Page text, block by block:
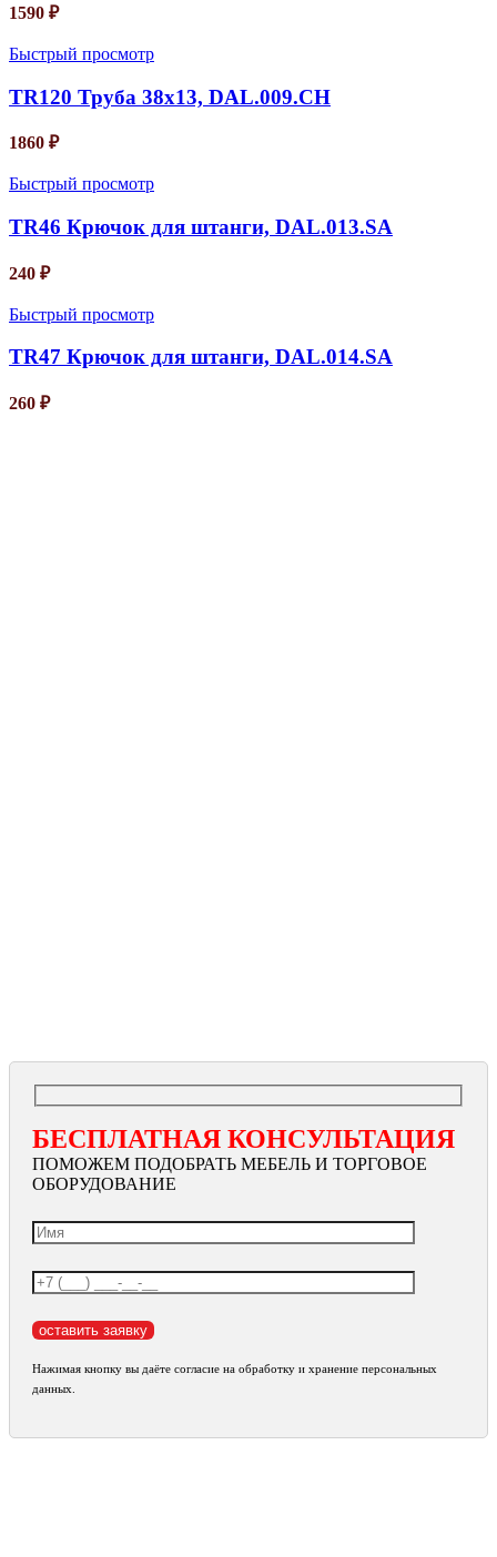
1590 ₽
Быстрый просмотр
TR120 Труба 38х13, DAL.009.CH
1860 ₽
Быстрый просмотр
TR46 Крючок для штанги, DAL.013.SA
240 ₽
Быстрый просмотр
TR47 Крючок для штанги, DAL.014.SA
260 ₽
БЕСПЛАТНАЯ КОНСУЛЬТАЦИЯ
ПОМОЖЕМ ПОДОБРАТЬ МЕБЕЛЬ И ТОРГОВОЕ
ОБОРУДОВАНИЕ
Нажимая кнопку вы даёте согласие на обработку и хранение персональных
данных.